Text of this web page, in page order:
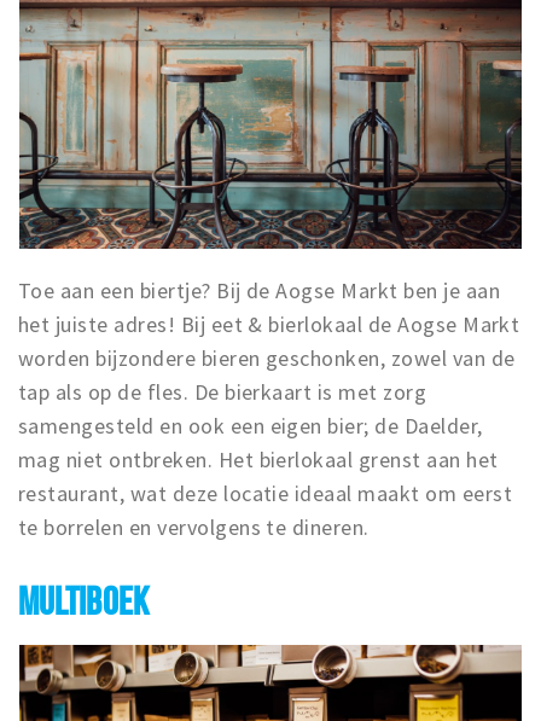
Toe aan een biertje? Bij de Aogse Markt ben je aan
het juiste adres! Bij eet & bierlokaal de Aogse Markt
worden bijzondere bieren geschonken, zowel van de
tap als op de fles. De bierkaart is met zorg
samengesteld en ook een eigen bier; de Daelder,
mag niet ontbreken. Het bierlokaal grenst aan het
restaurant, wat deze locatie ideaal maakt om eerst
te borrelen en vervolgens te dineren.
MULTIBOEK